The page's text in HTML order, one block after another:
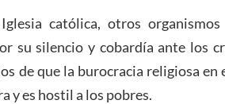
católica, otros
su silencio y cobardía ante los
de que la burocracia religiosa en
y es hostil a los pobres.